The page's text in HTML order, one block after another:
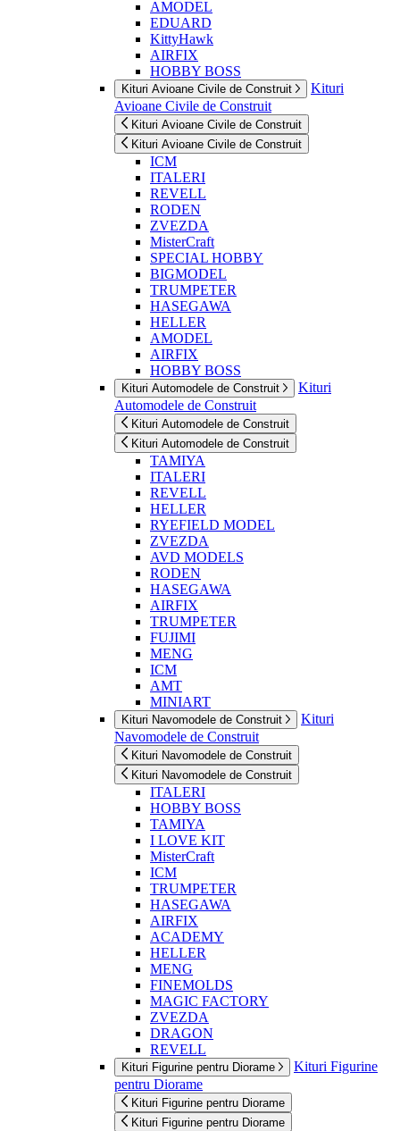
AMODEL
EDUARD
KittyHawk
AIRFIX
HOBBY BOSS
Kituri Avioane Civile de Construit
Kituri
Avioane Civile de Construit
Kituri Avioane Civile de Construit
Kituri Avioane Civile de Construit
ICM
ITALERI
REVELL
RODEN
ZVEZDA
MisterCraft
SPECIAL HOBBY
BIGMODEL
TRUMPETER
HASEGAWA
HELLER
AMODEL
AIRFIX
HOBBY BOSS
Kituri Automodele de Construit
Kituri
Automodele de Construit
Kituri Automodele de Construit
Kituri Automodele de Construit
TAMIYA
ITALERI
REVELL
HELLER
RYEFIELD MODEL
ZVEZDA
AVD MODELS
RODEN
HASEGAWA
AIRFIX
TRUMPETER
FUJIMI
MENG
ICM
AMT
MINIART
Kituri Navomodele de Construit
Kituri
Navomodele de Construit
Kituri Navomodele de Construit
Kituri Navomodele de Construit
ITALERI
HOBBY BOSS
TAMIYA
I LOVE KIT
MisterCraft
ICM
TRUMPETER
HASEGAWA
AIRFIX
ACADEMY
HELLER
MENG
FINEMOLDS
MAGIC FACTORY
ZVEZDA
DRAGON
REVELL
Kituri Figurine pentru Diorame
Kituri Figurine
pentru Diorame
Kituri Figurine pentru Diorame
Kituri Figurine pentru Diorame